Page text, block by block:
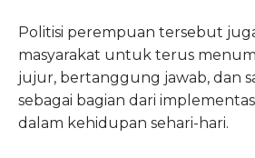
Politisi perempuan tersebut
masyarakat untuk terus
jujur, bertanggung jawab, dan
sebagai bagian dari
dalam kehidupan sehari-hari.